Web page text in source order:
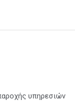
υπηρεσιών